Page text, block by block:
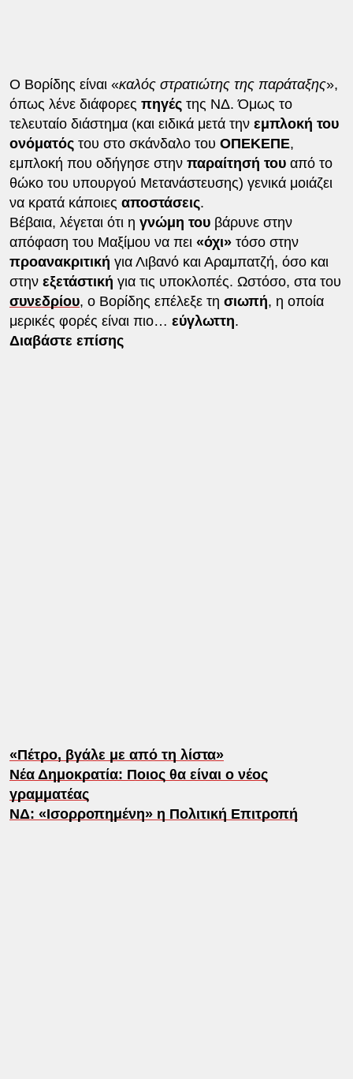
Ο Βορίδης είναι «καλός στρατιώτης της παράταξης»,
όπως λένε διάφορες πηγές της ΝΔ. Όμως το
τελευταίο διάστημα (και ειδικά μετά την εμπλοκή του
ονόματόςτου στο σκάνδαλο του ΟΠΕΚΕΠΕ,
εμπλοκή που οδήγησε στην παραίτησή τουαπό το
θώκο του υπουργού Μετανάστευσης) γενικά μοιάζει
να κρατά κάποιες αποστάσεις.
Βέβαια, λέγεται ότι η γνώμη τουβάρυνε στην
απόφαση του Μαξίμου να πει «όχι»τόσο στην
προανακριτική για Λιβανό και Αραμπατζή, όσο και
στην εξετάστική για τις υποκλοπές. Ωστόσο, στα του
συνεδρίου, ο Βορίδης επέλεξε τη σιωπή, η οποία
μερικές φορές είναι πιο… εύγλωττη.
Διαβάστε επίσης
«Πέτρο, βγάλε με από τη λίστα»
Νέα Δημοκρατία: Ποιος θα είναι ο νέος
γραμματέας
ΝΔ: «Ισορροπημένη» η Πολιτική Επιτροπή